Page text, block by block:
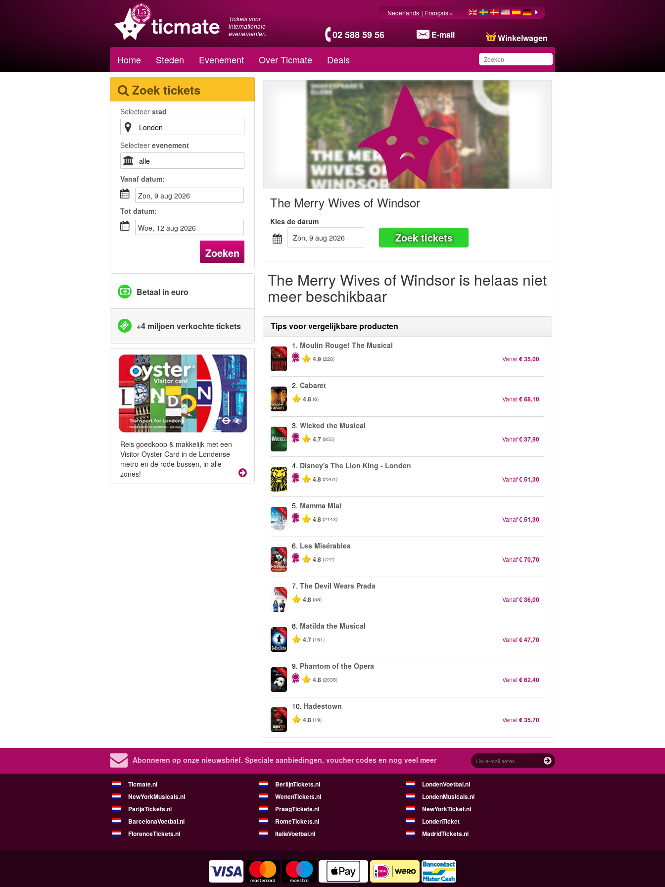
Tickets voor
internationale
evenementen.
02 588 59 56 E-mail Winkelwagen
Nederlands | Français »
Home Steden Evenement Over Ticmate Deals
Dit product is
toegevoegd aan uw
wensenlijst.
Zoek tickets
Selecteer stad
Selecteer evenement
Vanaf datum:
zon, 9 aug 2026
Tot datum:
woe, 12 aug 2026
Zoeken
Betaal in euro
+4 miljoen verkochte tickets
Reis goedkoop & makkelijk met een
Visitor Oyster Card in de Londense
metro en de rode bussen, in alle
zones!
The Merry Wives of Windsor
Kies de datum
zon, 9 aug 2026
Zoek tickets
The Merry Wives of Windsor is helaas niet
meer beschikbaar
Tips voor vergelijkbare producten
-50%
1. Moulin Rouge! The Musical
4.9 (228) Vanaf€ 35,00
2.Cabaret
4.8 (6) Vanaf€ 68,10
-50%
3.Wicked the Musical
4.7 (855) Vanaf€ 37,90
4. Disney's The Lion King - Londen
4.8 (2261) Vanaf€ 51,30
-40%
5. Mamma Mia!
4.8 (2143) Vanaf€ 51,30
-40%
6. Les Misérables
4.8 (722) Vanaf€ 70,70
-50%
7.The Devil Wears Prada
4.8 (58) Vanaf€ 36,00
-50%
8. Matilda the Musical
4.7 (161) Vanaf€ 47,70
-20%
9. Phantom of the Opera
4.8 (2038) Vanaf€ 62,40
-50%
10. Hadestown
4.8 (19) Vanaf€ 35,70
Abonneren op onze nieuwsbrief. Speciale aanbiedingen, voucher codes en nog veel meer
Ticmate.nl BerlijnTickets.nl
LondenVoetbal.nl
NewYorkMusicals.nl
WenenTickets.nl
LondenMusicals.nl
ParijsTickets.nl
PraagTickets.nl
NewYorkTicket.nl
BarcelonaVoetbal.nl
RomeTickets.nl
LondenTicket
FlorenceTickets.nl
ItalieVoetbal.nl MadridTickets.nl